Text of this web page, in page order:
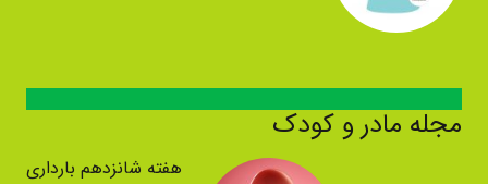
مجله مادر و کودک
هفته شانزدهم بارداری